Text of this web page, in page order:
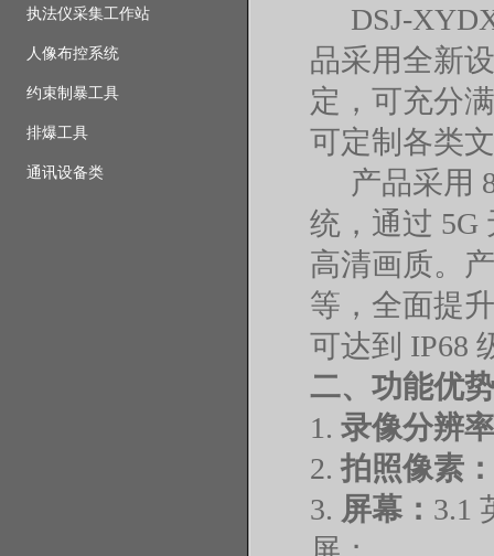
执法仪采集工作站
人像布控系统
约束制暴工具
排爆工具
通讯设备类
DSJ-
品采用全新
定，可充分
可定制各类
产品采用
统，通过 5G
高清画质。
等，全面提
可达到 IP68
二、功能优势
1. 录像分辨
2. 拍照像素：
3. 屏幕： 3.1